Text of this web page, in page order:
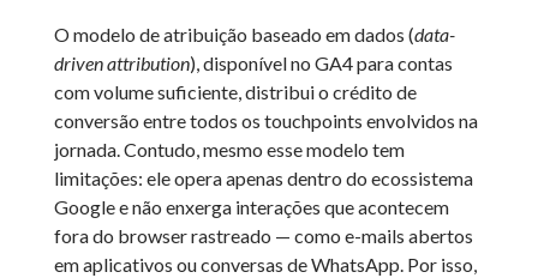
O modelo de atribuição baseado em dados (data-
driven attribution), disponível no GA4 para contas
com volume suficiente, distribui o crédito de
conversão entre todos os touchpoints envolvidos na
jornada. Contudo, mesmo esse modelo tem
limitações: ele opera apenas dentro do ecossistema
Google e não enxerga interações que acontecem
fora do browser rastreado — como e-mails abertos
em aplicativos ou conversas de WhatsApp. Por isso,